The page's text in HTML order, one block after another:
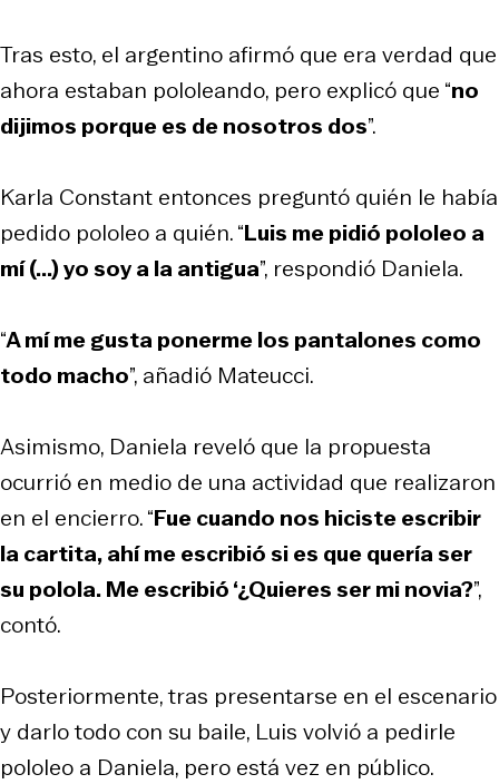
Tras esto, el argentino afirmó que era verdad que
ahora estaban pololeando, pero explicó que “no
dijimos porque es de nosotros dos”.
Karla Constant entonces preguntó quién le había
pedido pololeo a quién. “Luis me pidió pololeo a
mí (...) yo soy a la antigua”, respondió Daniela.
“A mí me gusta ponerme los pantalones como
todo macho”, añadió Mateucci.
Asimismo, Daniela reveló que la propuesta
ocurrió en medio de una actividad que realizaron
en el encierro. “Fue cuando nos hiciste escribir
la cartita, ahí me escribió si es que quería ser
su polola. Me escribió ‘¿Quieres ser mi novia?”,
contó.
Posteriormente, tras presentarse en el escenario
y darlo todo con su baile, Luis volvió a pedirle
pololeo a Daniela, pero está vez en público.